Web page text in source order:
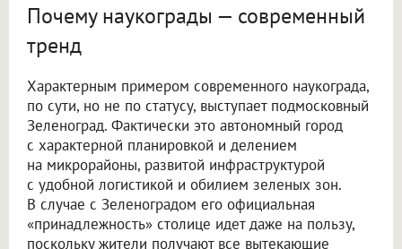
Почему наукограды — современный
тренд
Характерным примером современного наукограда,
по сути, но не по статусу, выступает подмосковный
Зеленоград. Фактически это автономный город
с характерной планировкой и делением
на микрорайоны, развитой инфраструктурой
с удобной логистикой и обилием зеленых зон.
В случае с Зеленоградом его официальная
«принадлежность» столице идет даже на пользу,
поскольку жители получают все вытекающие